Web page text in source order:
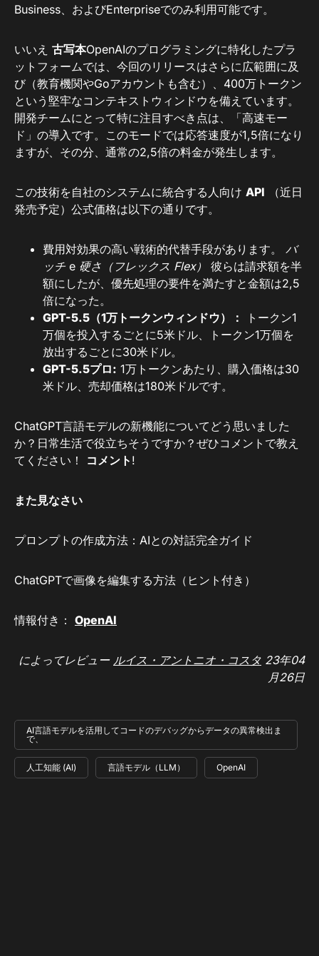
Business、およびEnterpriseでのみ利用可能です。
いいえ 古写本OpenAIのプログラミングに特化したプラ
ットフォームでは、今回のリリースはさらに広範囲に及
び（教育機関やGoアカウントも含む）、400万トークン
という堅牢なコンテキストウィンドウを備えています。
開発チームにとって特に注目すべき点は、「高速モー
ド」の導入です。このモードでは応答速度が1,5倍になり
ますが、その分、通常の2,5倍の料金が発生します。
この技術を自社のシステムに統合する人向け API （近日
発売予定）公式価格は以下の通りです。
費用対効果の高い戦術的代替手段があります。 バ
ッチ e 硬さ（フレックス Flex）
彼らは請求額を半
額にしたが、優先処理の要件を満たすと金額は2,5
倍になった。
GPT-5.5（1万トークンウィンドウ）：
トークン1
万個を投入するごとに5米ドル、トークン1万個を
放出するごとに30米ドル。
GPT-5.5プロ: 1万トークンあたり、購入価格は30
米ドル、売却価格は180米ドルです。
ChatGPT言語モデルの新機能についてどう思いました
か？日常生活で役立ちそうですか？ぜひコメントで教え
てください！ コメント !
また見なさい
プロンプトの作成方法：AIとの対話完全ガイド
ChatGPTで画像を編集する方法（ヒント付き）
情報付き： OpenAI
によってレビュー ルイス・アントニオ・コスタ 23年04
月26日
AI言語モデルを活用してコードのデバッグからデータの異常検出ま
で、
人工知能 (AI) 言語モデル（LLM） OpenAI